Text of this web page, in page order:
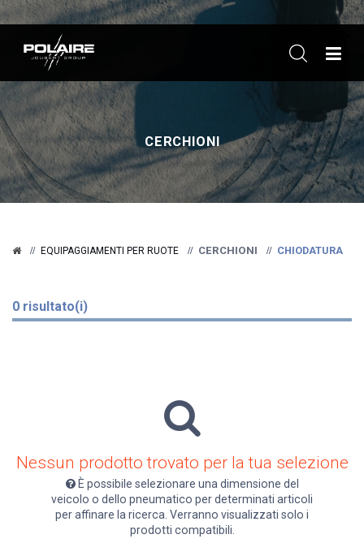
CERCHIONI
EQUIPAGGIAMENTI PER RUOTE CERCHIONI CHIODATURA
0 risultato(i)
Nessun prodotto trovato per la tua selezione
È possibile selezionare una dimensione del
veicolo o dello pneumatico per determinati articoli
per affinare la ricerca. Verranno visualizzati solo i
prodotti compatibili.